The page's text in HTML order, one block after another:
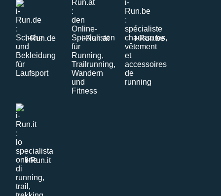
i-Run.de i-Run.at i-Run.be
i-Run.it